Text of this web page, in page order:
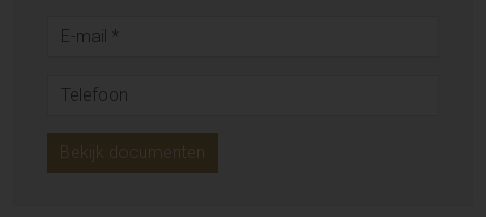
Bekijk documenten